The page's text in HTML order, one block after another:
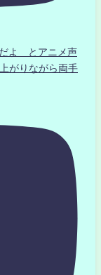
よ とアニメ声
がりながら両手